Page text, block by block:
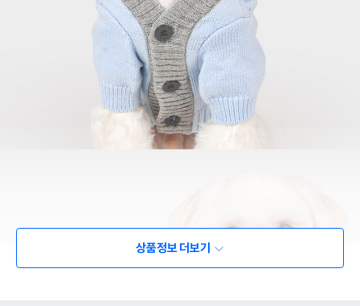
상품정보 더보기